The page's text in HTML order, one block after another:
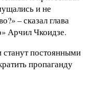
и не
– сказал глава
Арчил Чкоидзе.
постоянными
пропаганду